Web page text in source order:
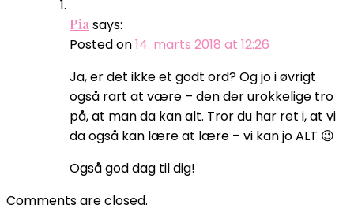
Piasays:
Posted on14. marts 2018 at 12:26
Ja, er det ikke et godt ord? Og jo i øvrigt
også rart at være – den der urokkelige tro
på, at man da kan alt. Tror du har ret i, at vi
da også kan lære at lære – vi kan jo ALT 😉
Også god dag til dig!
Comments are closed.